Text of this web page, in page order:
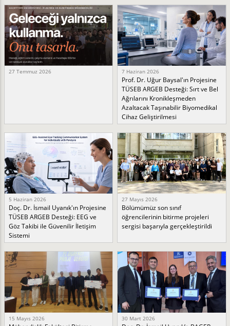
27 Temmuz 2026 7 Haziran 2026
Prof. Dr. Uğur Baysal'ın Projesine
TÜSEB ARGEB Desteği: Sırt ve Bel
Ağrılarını Kronikleşmeden
Azaltacak Taşınabilir Biyomedikal
Cihaz Geliştirilmesi
5 Haziran 2026
Doç. Dr. İsmail Uyanık'ın Projesine
TÜSEB ARGEB Desteği: EEG ve
Göz Takibi ile Güvenilir İletişim
Sistemi
27 Mayıs 2026
Bölümümüz son sınıf
öğrencilerinin bitirme projeleri
sergisi başarıyla gerçekleştirildi
15 Mayıs 2026 30 Mart 2026